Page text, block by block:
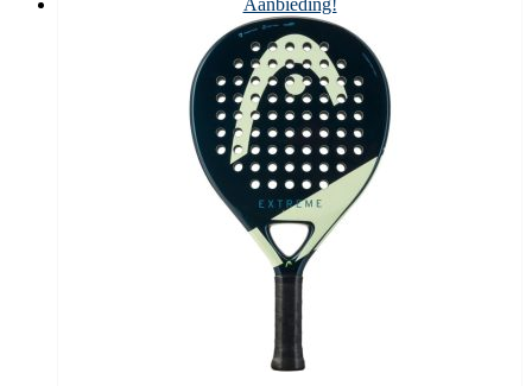
Aanbieding!